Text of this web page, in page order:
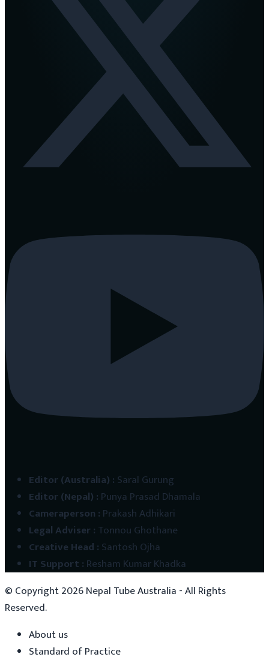
Editor (Australia) : Saral Gurung
Editor (Nepal) : Punya Prasad Dhamala
Cameraperson : Prakash Adhikari
Legal Adviser: Tonnou Ghothane
Creative Head : Santosh Ojha
IT Support : Resham Kumar Khadka
© Copyright2026Nepal Tube Australia - All Rights
Reserved.
About us
Standard of Practice